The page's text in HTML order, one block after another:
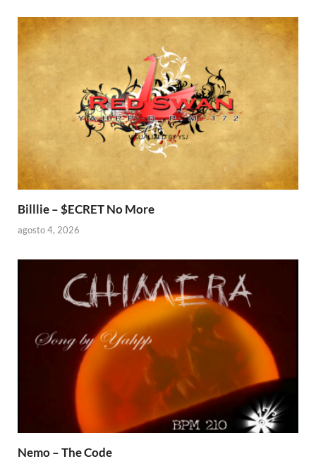
Billlie – $ECRET No More
agosto 4, 2026
Nemo – The Code